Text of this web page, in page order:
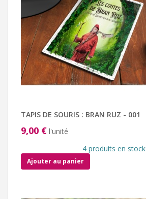
TAPIS DE SOURIS : BRAN RUZ - 001
9,00 € l'unité
4 produits en stock
Ajouter au panier